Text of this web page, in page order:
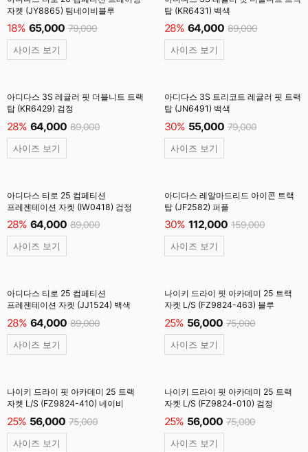
자켓 (JY8865) 팀네이비블루
18% 65,000 79,000
사이즈 보기
탑 (KR6431) 백색
28% 64,000 89,000
사이즈 보기
아디다스 3S 레귤러 핏 더블니트 트랙
탑 (KR6429) 검정
28% 64,000 89,000
사이즈 보기
아디다스 3S 트리코트 레귤러 핏 트랙
탑 (JN6491) 백색
30% 55,000 79,000
사이즈 보기
아디다스 티로 25 컴페티션
프레젠테이션 자켓 (IW0418) 검정
28% 64,000 89,000
사이즈 보기
아디다스 레알마드리드 아이콘 트랙
탑 (JF2582) 퍼플
30% 112,000 159,000
사이즈 보기
아디다스 티로 25 컴페티션
프레젠테이션 자켓 (JJ1524) 백색
28% 64,000 89,000
사이즈 보기
나이키 드라이 핏 아카데미 25 트랙
자켓 L/S (FZ9824-463) 블루
25% 56,000 75,000
사이즈 보기
나이키 드라이 핏 아카데미 25 트랙
자켓 L/S (FZ9824-410) 네이비
25% 56,000 75,000
사이즈 보기
나이키 드라이 핏 아카데미 25 트랙
자켓 L/S (FZ9824-010) 검정
25% 56,000 75,000
사이즈 보기